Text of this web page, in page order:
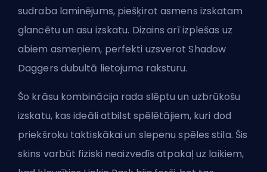
sudraba laminējums, piešķirot asmens izskatam
glancētu un asu izskatu. Dizains arī izplešas uz
abiem asmeņiem, perfekti uzsverot Shadow
Daggers dubultā lietojuma raksturu.
Šo krāsu kombinācija rada slēptu un uzbrūkošu
izskatu, kas ideāli atbilst spēlētājiem, kuri dod
priekšroku taktiskākai un slepenu spēles stila. Šis
skins varbūt fiziski neaizvedīs atpakaļ uz laikiem,